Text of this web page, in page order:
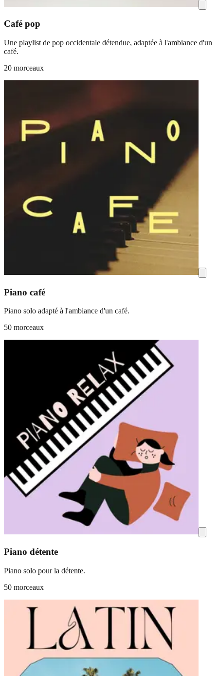
Café pop
Une playlist de pop occidentale détendue, adaptée à l'ambiance d'un
café.
20 morceaux
Piano café
Piano solo adapté à l'ambiance d'un café.
50 morceaux
Piano détente
Piano solo pour la détente.
50 morceaux